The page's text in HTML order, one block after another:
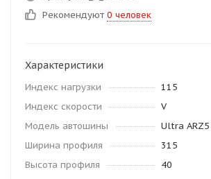
Рекомендуют 0 человек
Характеристики
Индекс нагрузки
115
Индекс скорости
V
Модель автошины
Ultra ARZ5
Ширина профиля
315
Высота профиля
40
Остались вопросы?
8 800 302-02-51